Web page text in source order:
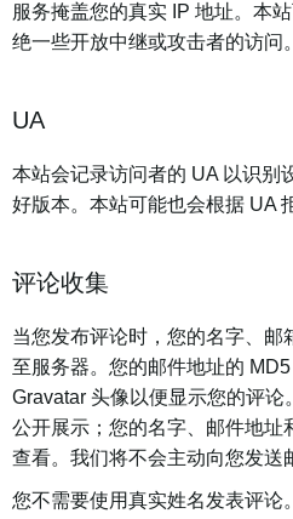
服务掩盖您的真实 IP 地址。本
绝一些开放中继或攻击者的访问。
UA
本站会记录访问者的 UA 以识别
好版本。本站可能也会根据 UA
评论收集
当您发布评论时，您的名字、邮
至服务器。您的邮件地址的
Gravatar 头像以便显示您的评
公开展示；您的名字、邮件地址
查看。我们将不会主动向您发送
您不需要使用真实姓名发表评论